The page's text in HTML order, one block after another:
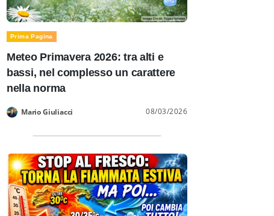
Prima Pagina
Meteo Primavera 2026: tra alti e
bassi, nel complesso un carattere
nella norma
Mario Giuliacci 08/03/2026